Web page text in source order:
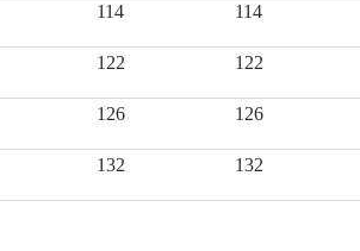
114 114
122 122
126 126
132 132